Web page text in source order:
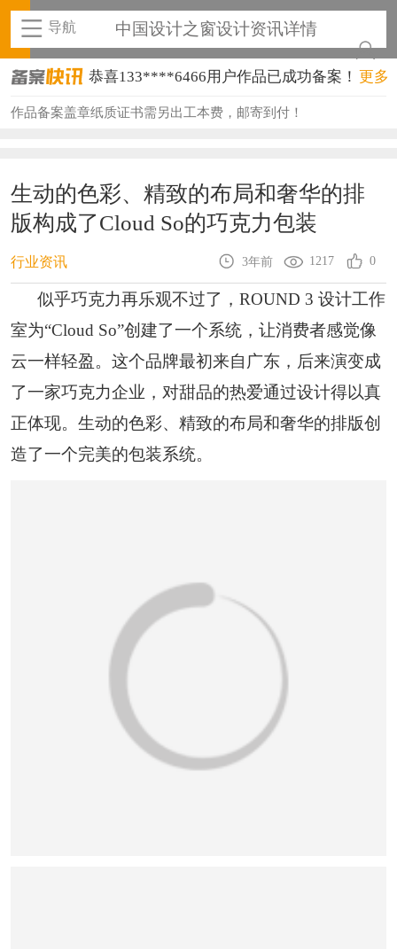
导航 中国设计之窗设计资讯详情
恭喜133****6466用户作品已成功备案！
恭喜131****1475用户作品已成功备案！
恭喜138****8638用户作品已成功备案！
恭喜133****9020用户作品已成功备案！
恭喜136****9807用户作品已成功备案！
恭喜159****4930用户作品已成功备案！
恭喜150****6483用户作品已成功备案！
恭喜131****2473用户作品已成功备案！
恭喜159****4201用户作品已成功备案！
更多
作品备案盖章纸质证书需另出工本费，邮寄到付！
生动的色彩、精致的布局和奢华的排
版构成了Cloud So的巧克力包装
行业资讯 3年前 1217 0
似乎巧克力再乐观不过了，ROUND 3 设计工作
室为“Cloud So”创建了一个系统，让消费者感觉像
云一样轻盈。这个品牌最初来自广东，后来演变成
了一家巧克力企业，对甜品的热爱通过设计得以真
正体现。生动的色彩、精致的布局和奢华的排版创
造了一个完美的包装系统。